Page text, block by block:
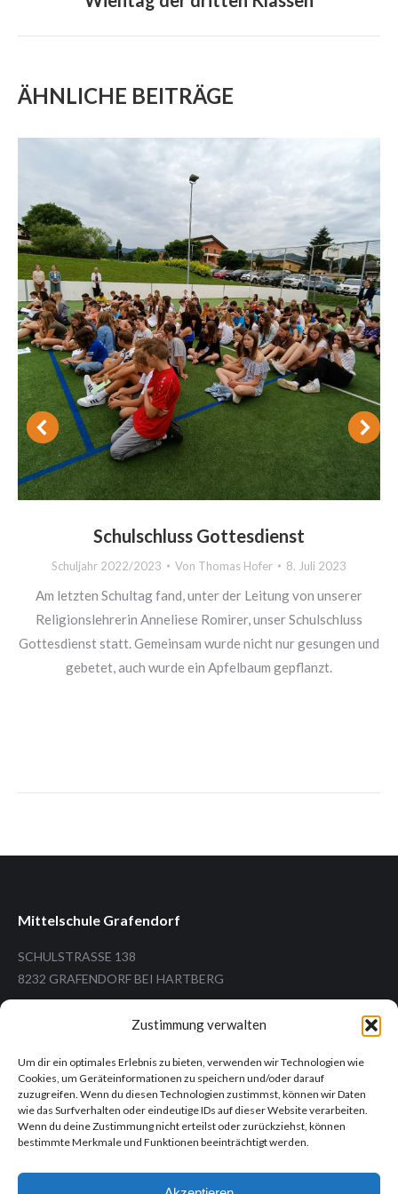
Zustimmung verwalten
Um dir ein optimales Erlebnis zu bieten, verwenden wir Technologien wie
Cookies, um Geräteinformationen zu speichern und/oder darauf
zuzugreifen. Wenn du diesen Technologien zustimmst, können wir Daten
wie das Surfverhalten oder eindeutige IDs auf dieser Website verarbeiten.
Wenn du deine Zustimmung nicht erteilst oder zurückziehst, können
bestimmte Merkmale und Funktionen beeinträchtigt werden.
ÄHNLICHE BEITRÄGE
Schulschluss Gottesdienst
Schuljahr 2022/2023 Von Thomas Hofer 8. Juli 2023
Am letzten Schultag fand, unter der Leitung von unserer
Religionslehrerin Anneliese Romirer, unser Schulschluss
Gottesdienst statt. Gemeinsam wurde nicht nur gesungen und
gebetet, auch wurde ein Apfelbaum gepflanzt.
Mittelschule Grafendorf
SCHULSTRASSE 138
8232 GRAFENDORF BEI HARTBERG
Tel.: +43 (3338) 26 12
Mail: ms.grafendorf@ms-grafendorf.at